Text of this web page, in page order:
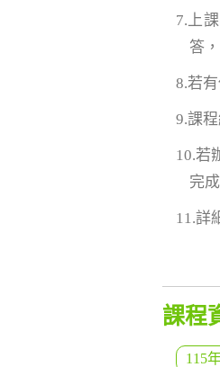
7.上
答
8.若
9.課
10.若
完
11.詳
課程
115